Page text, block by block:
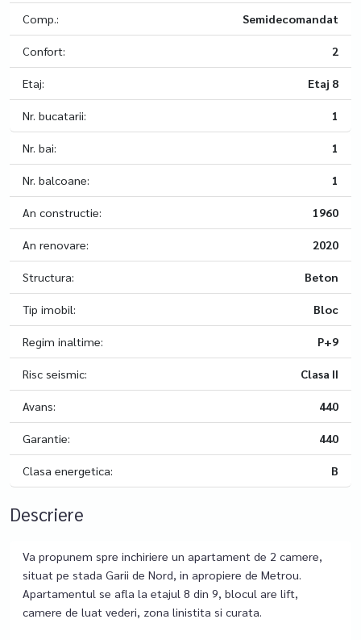
Comp.: Semidecomandat
Confort: 2
Etaj: Etaj 8
Nr. bucatarii: 1
Nr. bai: 1
Nr. balcoane: 1
An constructie: 1960
An renovare: 2020
Structura: Beton
Tip imobil: Bloc
Regim inaltime: P+9
Risc seismic: Clasa II
Avans: 440
Garantie: 440
Clasa energetica: B
Descriere
Va propunem spre inchiriere un apartament de 2 camere,
situat pe stada Garii de Nord, in apropiere de Metrou.
Apartamentul se afla la etajul 8 din 9, blocul are lift,
camere de luat vederi, zona linistita si curata.